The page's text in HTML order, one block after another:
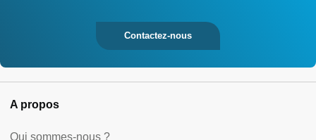
Contactez-nous
A propos
Qui sommes-nous ?